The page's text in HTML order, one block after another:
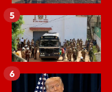
5
6